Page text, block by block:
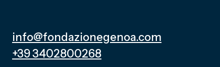
info@fondazionegenoa.com
+39 3402800268